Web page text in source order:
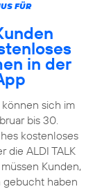
FÜR
in der
können sich im
bis 30.
kostenloses
die ALDI TALK
Kunden,
gebucht haben